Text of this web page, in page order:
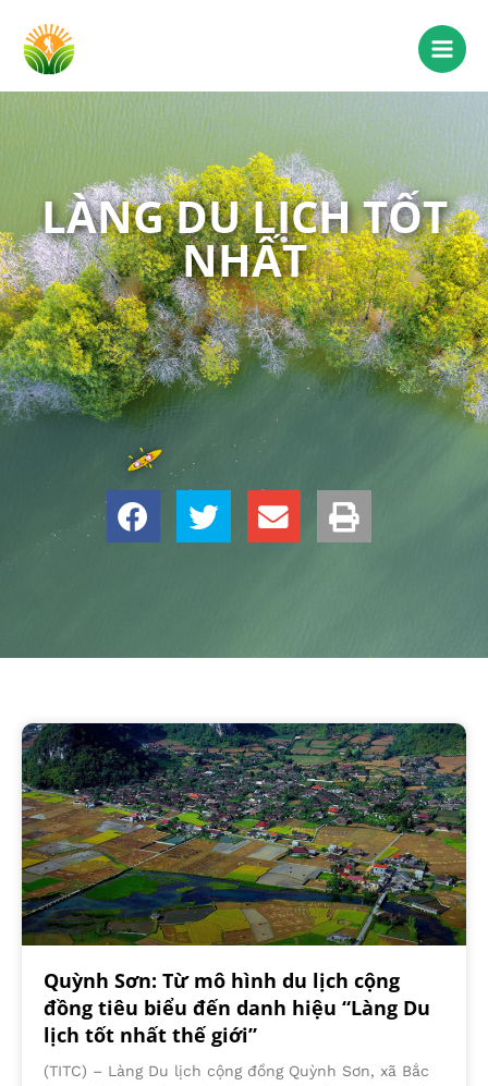
LÀNG DU LỊCH TỐT
NHẤT
Quỳnh Sơn: Từ mô hình du lịch cộng
đồng tiêu biểu đến danh hiệu “Làng Du
lịch tốt nhất thế giới”
(TITC) – Làng Du lịch cộng đồng Quỳnh Sơn, xã Bắc